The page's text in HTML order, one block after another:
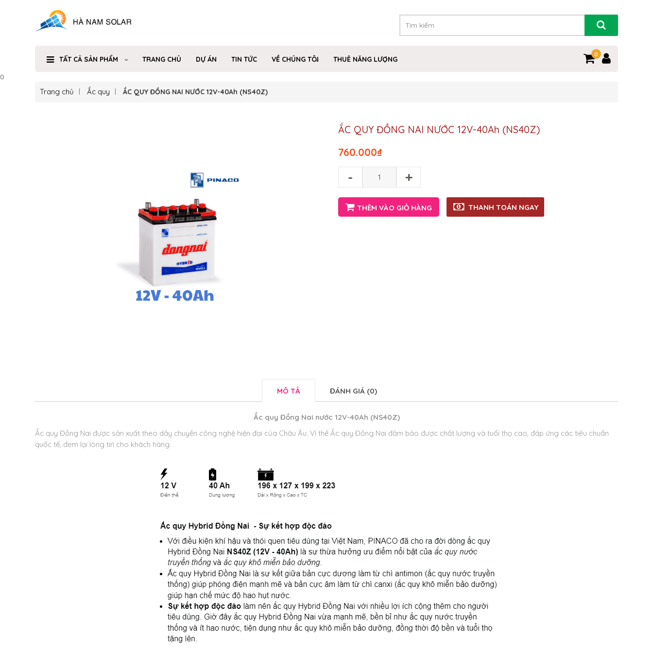
TẤT CẢ SẢN PHẨM TRANG CHỦ DỰ ÁN TIN TỨC VỀ CHÚNG TÔI THUÊ NĂNG LƯỢNG
0
0
Trang chủ Ắc quy ẮC QUY ĐỒNG NAI NƯỚC 12V-40Ah (NS40Z)
ẮC QUY ĐỒNG NAI NƯỚC 12V-40Ah (NS40Z)
₫
760.000
- +
THÊM VÀO GIỎ HÀNG THANH TOÁN NGAY
MÔ TẢ ĐÁNH GIÁ (0)
Ắc quy Đồng Nai nước 12V-40Ah (NS40Z)
Ắc quy Đồng Nai được sản xuất theo dây chuyền công nghệ hiện đại của Châu Âu. Vì thế Ắc quy Đồng Nai đảm bảo được chất lượng và tuổi thọ cao, đáp ứng các tiêu chuẩn
quốc tế, đem lại lòng tin cho khách hàng.